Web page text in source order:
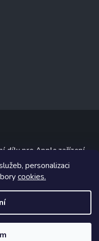
personalizaci
cookies.
díly pro Apple zařízení
.